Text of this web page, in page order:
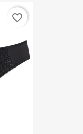
favorite_border